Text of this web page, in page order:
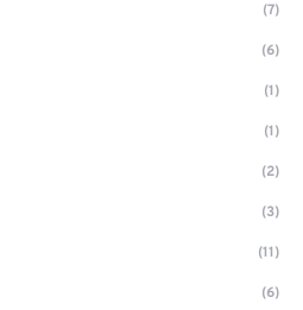
(7)
(6)
(1)
(1)
(2)
(3)
(11)
(6)